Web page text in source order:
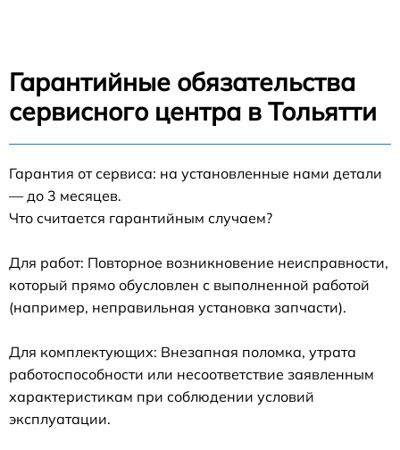
Гарантийные обязательства
сервисного центра в Тольятти
Гарантия от сервиса: на установленные нами детали
— до 3 месяцев.
Что считается гарантийным случаем?
Для работ: Повторное возникновение неисправности,
который прямо обусловлен с выполненной работой
(например, неправильная установка запчасти).
Для комплектующих: Внезапная поломка, утрата
работоспособности или несоответствие заявленным
характеристикам при соблюдении условий
эксплуатации.